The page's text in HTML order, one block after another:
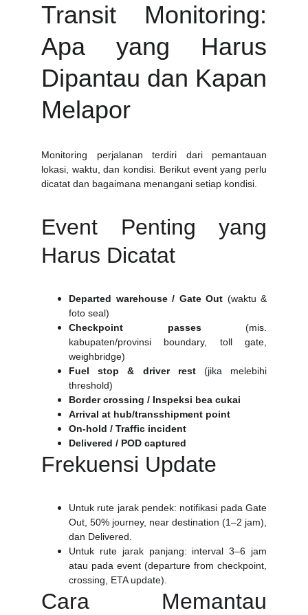
Transit Monitoring:
Apa yang Harus
Dipantau dan Kapan
Melapor
Monitoring perjalanan terdiri dari pemantauan
lokasi, waktu, dan kondisi. Berikut event yang perlu
dicatat dan bagaimana menangani setiap kondisi.
Event Penting yang
Harus Dicatat
Departed warehouse / Gate Out (waktu &
foto seal)
Checkpoint passes(mis.
kabupaten/provinsi boundary, toll gate,
weighbridge)
Fuel stop & driver rest(jika melebihi
threshold)
Border crossing / Inspeksi bea cukai
Arrival at hub/transshipment point
On-hold / Traffic incident
Delivered / POD captured
Frekuensi Update
Untuk rute jarak pendek: notifikasi pada Gate
Out, 50% journey, near destination (1–2 jam),
dan Delivered.
Untuk rute jarak panjang: interval 3–6 jam
atau pada event (departure from checkpoint,
crossing, ETA update).
Cara Memantau